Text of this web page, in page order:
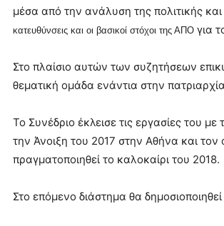
μέσα από την ανάλυση της πολιτικής
κατευθύνσεις και οι βασικοί στόχοι της ΑΠΟ για
Στο πλαίσιο αυτών των συζητήσεων
θεματική ομάδα ενάντια στην
Το Συνέδριο έκλεισε τις εργασίες του
την Άνοιξη του 2017 στην Αθήνα και
πραγματοποιηθεί το καλοκαίρι του 2018.
Στο επόμενο διάστημα θα